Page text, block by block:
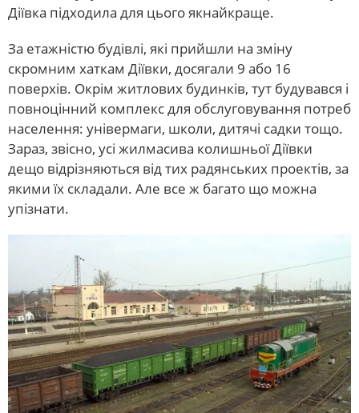
Діївка підходила для цього якнайкраще.
За етажністю будівлі, які прийшли на зміну
скромним хаткам Діївки, досягали 9 або 16
поверхів. Окрім житлових будинків, тут будувався і
повноцінний комплекс для обслуговування потреб
населення: універмаги, школи, дитячі садки тощо.
Зараз, звісно, усі жилмасива колишньої Діївки
дещо відрізняються від тих радянських проектів, за
якими їх складали. Але все ж багато що можна
упізнати.